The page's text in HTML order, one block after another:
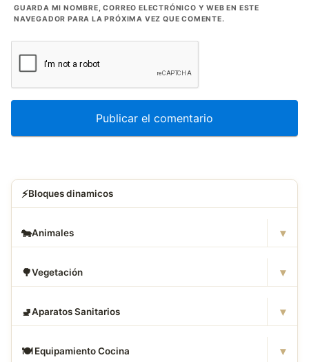
GUARDA MI NOMBRE, CORREO ELECTRÓNICO Y WEB EN ESTE
NAVEGADOR PARA LA PRÓXIMA VEZ QUE COMENTE.
⚡Bloques dinamicos
🐄Animales ▾
🌳Vegetación ▾
🚽Aparatos Sanitarios ▾
🍽️ Equipamiento Cocina ▾